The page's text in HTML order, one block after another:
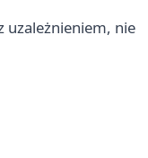
uzależnieniem, nie